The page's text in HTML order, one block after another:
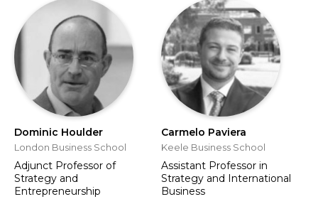
Dominic Houlder
London Business School
Adjunct Professor of
Strategy and
Entrepreneurship
Carmelo Paviera
Keele Business School
Assistant Professor in
Strategy and International
Business